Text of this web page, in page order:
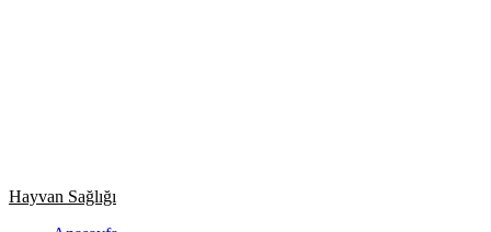
Primary
Hayvan Sağlığı